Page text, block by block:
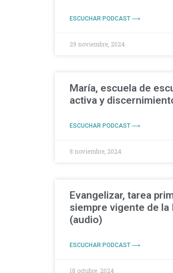
ESCUCHAR PODCAST ⟶
29 noviembre, 2024
María, escuela de
activa y
ESCUCHAR PODCAST ⟶
8 noviembre, 2024
Evangelizar, tarea
siempre vigente de la
(audio)
ESCUCHAR PODCAST ⟶
18 octubre, 2024